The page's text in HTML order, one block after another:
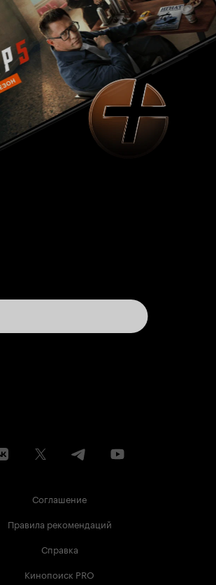
Соглашение
Правила рекомендаций
Справка
Кинопоиск PRO